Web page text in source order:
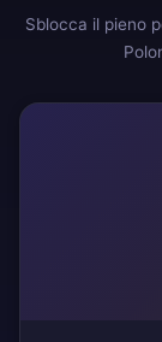
Sblocca il pieno